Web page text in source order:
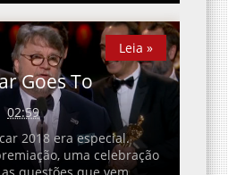
Goes To
02:59
2018 era especial.
uma celebração
Leia »
Leia »